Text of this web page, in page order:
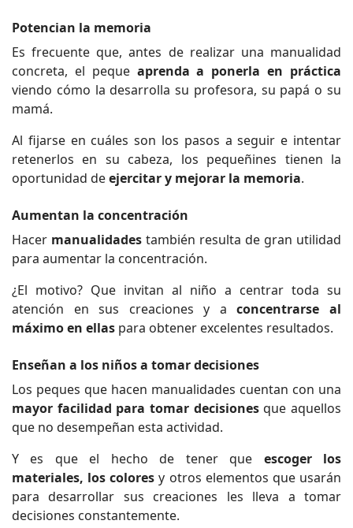
Potencian la memoria
Es frecuente que, antes de realizar una manualidad
concreta, el peque aprenda a ponerla en práctica
viendo cómo la desarrolla su profesora, su papá o su
mamá.
Al fijarse en cuáles son los pasos a seguir e intentar
retenerlos en su cabeza, los pequeñines tienen la
oportunidad deejercitar y mejorar la memoria.
Aumentan la concentración
Hacer manualidades también resulta de gran utilidad
para aumentar la concentración.
¿El motivo? Que invitan al niño a centrar toda su
atención en sus creaciones y aconcentrarse al
máximo en ellas para obtener excelentes resultados.
Enseñan a los niños a tomar decisiones
Los peques que hacen manualidades cuentan con una
mayor facilidad para tomar decisionesque aquellos
que no desempeñan esta actividad.
Y es que el hecho de tener que escoger los
materiales, los colores y otros elementos que usarán
para desarrollar sus creaciones les lleva a tomar
decisiones constantemente.